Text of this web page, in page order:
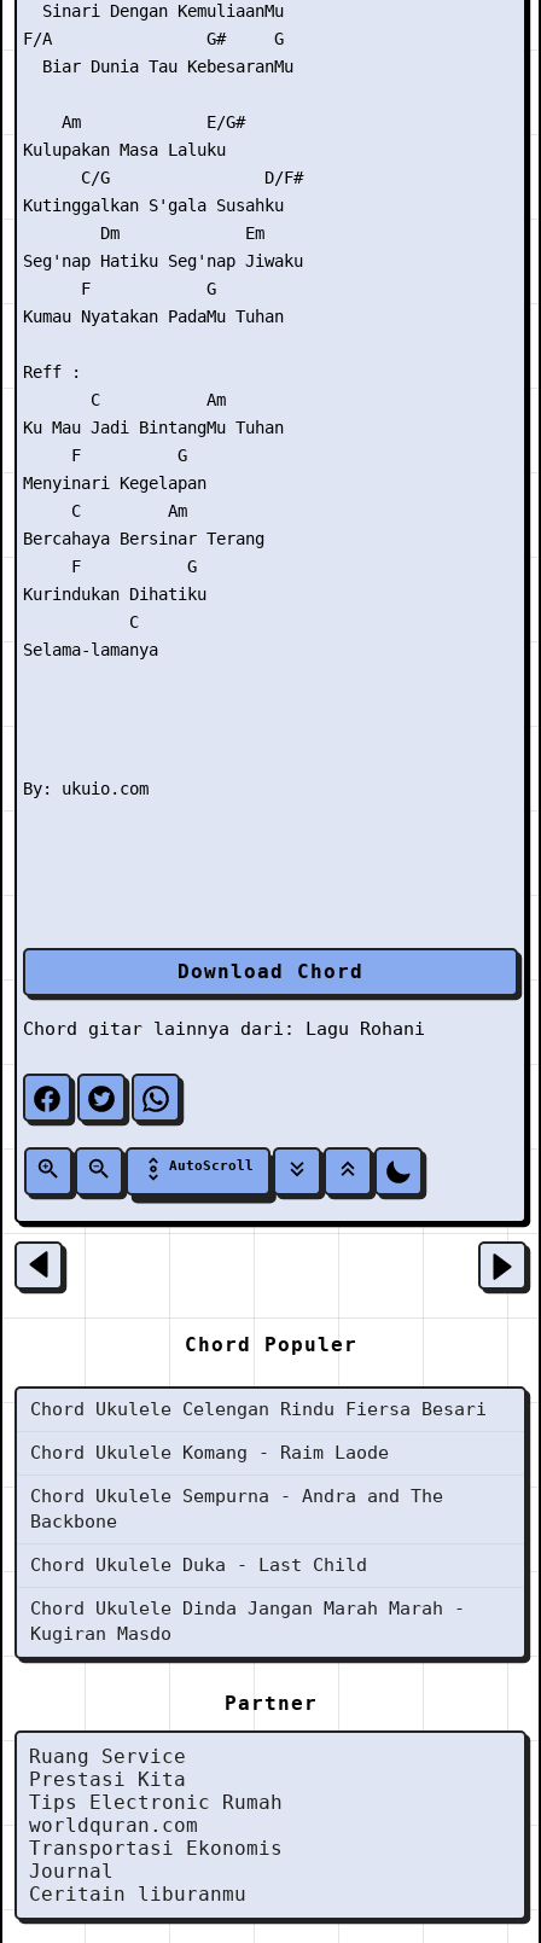
  Sinari Dengan KemuliaanMu
F/A                G#     G
  Biar Dunia Tau KebesaranMu
    Am             E/G#
Kulupakan Masa Laluku
      C/G                D/F#
Kutinggalkan S'gala Susahku
        Dm             Em
Seg'nap Hatiku Seg'nap Jiwaku
      F            G
Kumau Nyatakan PadaMu Tuhan
Reff :
       C           Am
Ku Mau Jadi BintangMu Tuhan
     F          G
Menyinari Kegelapan
     C         Am
Bercahaya Bersinar Terang
     F           G
Kurindukan Dihatiku
           C
Selama-lamanya
Download Chord
Chord gitar lainnya dari: Lagu Rohani
AutoScroll
Chord Populer
Chord Ukulele Celengan Rindu Fiersa Besari
Chord Ukulele Komang - Raim Laode
Chord Ukulele Sempurna - Andra and The
Backbone
Chord Ukulele Duka - Last Child
Chord Ukulele Dinda Jangan Marah Marah -
Kugiran Masdo
Partner
Ruang Service
Prestasi Kita
Tips Electronic Rumah
worldquran.com
Transportasi Ekonomis
Journal
Ceritain liburanmu